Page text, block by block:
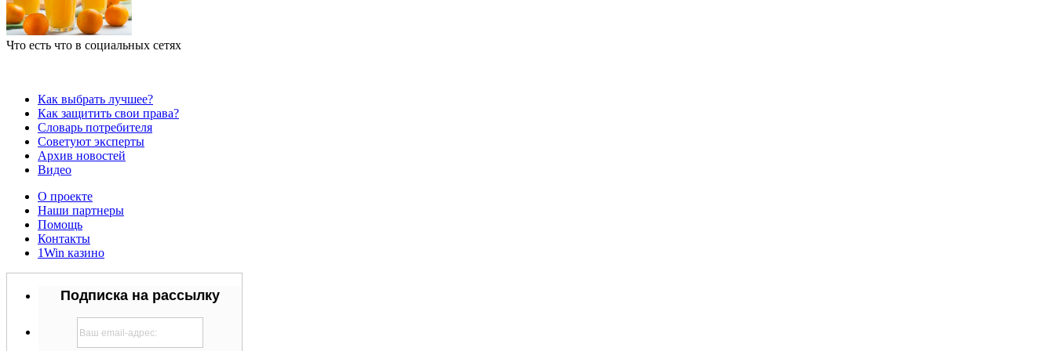
Что есть что в социальных сетях
Как выбрать лучшее?
Как защитить свои права?
Словарь потребителя
Советуют эксперты
Архив новостей
Видео
О проекте
Наши партнеры
Помощь
Контакты
1Win казино
Подписка на рассылку